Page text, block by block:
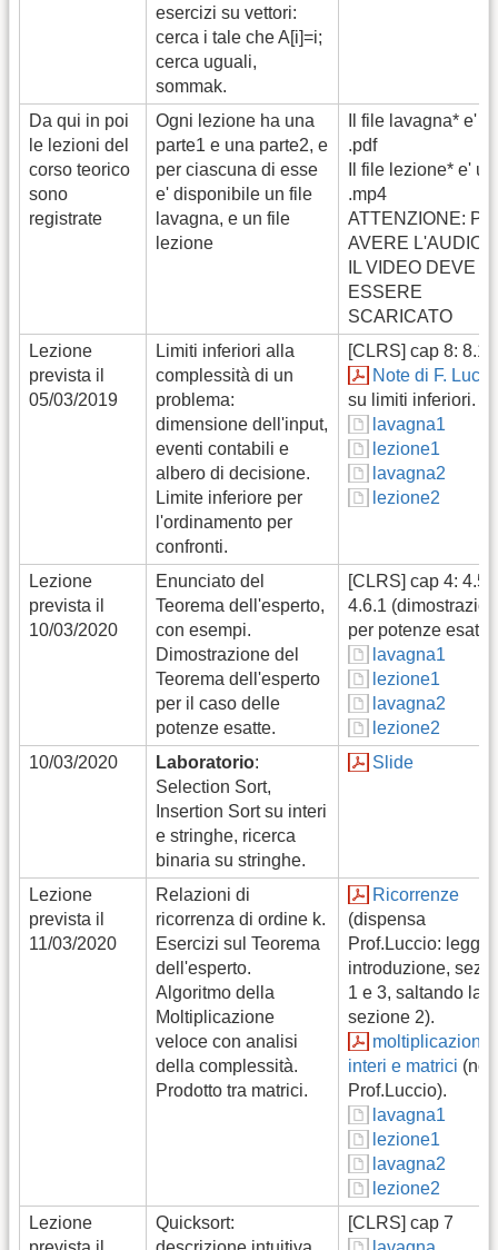
esercizi su vettori:
cerca i tale che A[i]=i;
cerca uguali,
sommak.
Da qui in poi
le lezioni del
corso teorico
sono
registrate
Ogni lezione ha una
parte1 e una parte2, e
per ciascuna di esse
e' disponibile un file
lavagna, e un file
lezione
Il file lavagna* e'
.pdf
Il file lezione* e' un
.mp4
ATTENZIONE:
AVERE L'AUDIO
IL VIDEO DEVE
ESSERE
SCARICATO
Lezione
prevista il
05/03/2019
Limiti inferiori alla
complessità di un
problema:
dimensione dell'input,
eventi contabili e
albero di decisione.
Limite inferiore per
l'ordinamento per
confronti.
[CLRS] cap 8: 8.1.
Note di F.
su limiti inferiori.
lavagna1
lezione1
lavagna2
lezione2
Lezione
prevista il
10/03/2020
Enunciato del
Teorema dell'esperto,
con esempi.
Dimostrazione del
Teorema dell'esperto
per il caso delle
potenze esatte.
[CLRS] cap 4: 4.5
4.6.1
per potenze esatte)
lavagna1
lezione1
lavagna2
lezione2
10/03/2020
Laboratorio:
Selection Sort,
Insertion Sort su interi
e stringhe, ricerca
binaria su stringhe.
Slide
Lezione
prevista il
11/03/2020
Relazioni di
ricorrenza di ordine k.
Esercizi sul Teorema
dell'esperto.
Algoritmo della
Moltiplicazione
veloce con analisi
della complessità.
Prodotto tra matrici.
Ricorrenze
(dispensa
Prof.Luccio:
introduzione,
1 e 3, saltando la
sezione 2).
moltiplicazione
interi e matrici
Prof.Luccio).
lavagna1
lezione1
lavagna2
lezione2
Lezione
Quicksort:
[CLRS] cap 7